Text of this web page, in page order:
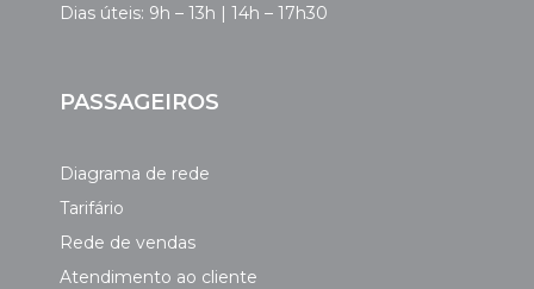
Dias úteis: 9h – 13h | 14h – 17h30
PASSAGEIROS
Diagrama de rede
Tarifário
Rede de vendas
Atendimento ao cliente